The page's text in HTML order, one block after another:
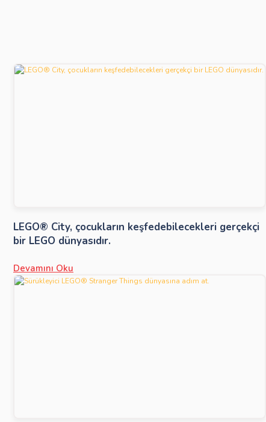
LEGO® City, çocukların keşfedebilecekleri gerçekçi
bir LEGO dünyasıdır.
Devamını Oku